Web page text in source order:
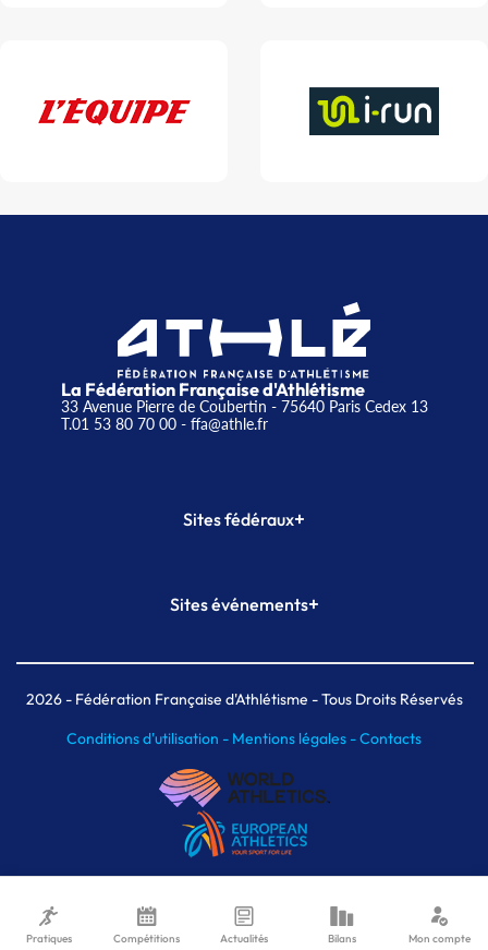
La Fédération Française d'Athlétisme
33 Avenue Pierre de Coubertin - 75640 Paris Cedex 13
T.01 53 80 70 00- ffa@athle.fr
Sites fédéraux+
Plateforme Formation
Sites événements+
Meeting de Paris indoor
MAIF Ekiden de Paris
2026- Fédération Française d'Athlétisme - Tous Droits Réservés
Conditions d'utilisation - Mentions légales -Contacts
Pratiques Compétitions Actualités Bilans Mon compte